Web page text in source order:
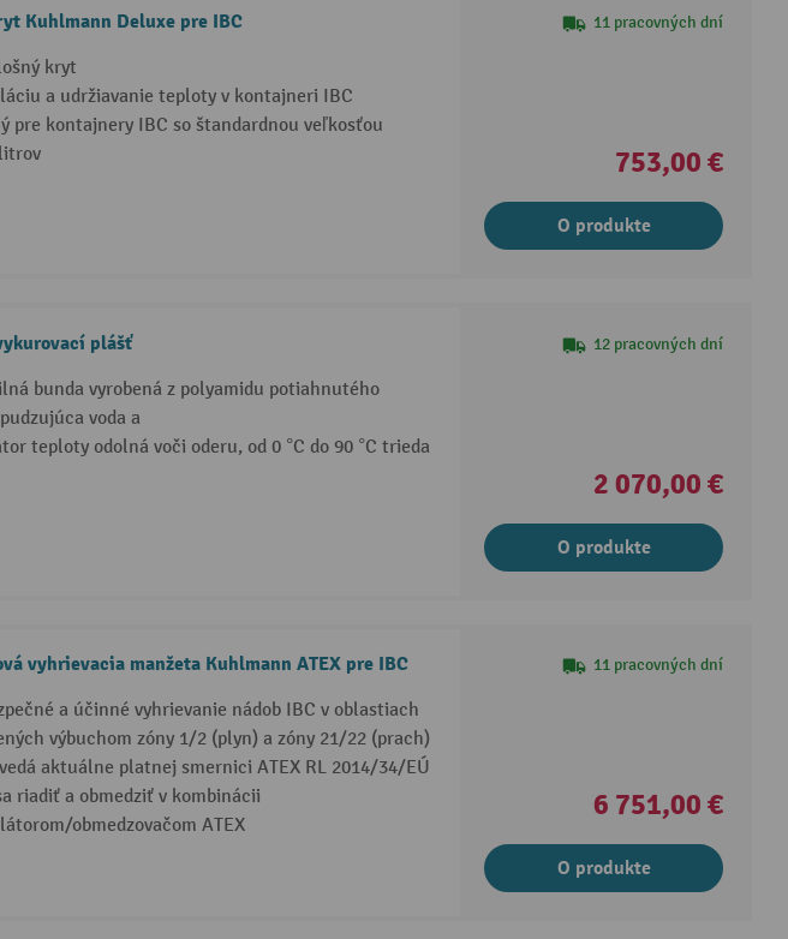
Kuhlmann Deluxe pre IBC
kryt
a udržiavanie teploty v kontajneri IBC
pre kontajnery IBC so štandardnou veľkosťou
11 pracovných dní
753,00 €
O produkte
plášť
bunda vyrobená z polyamidu potiahnutého
voda a
teploty odolná voči oderu, od 0 °C do 90 °C trieda
12 pracovných dní
2 070,00 €
O produkte
vyhrievacia manžeta Kuhlmann ATEX pre IBC
a účinné vyhrievanie nádob IBC v oblastiach
výbuchom zóny 1/2 (plyn) a zóny 21/22 (prach)
aktuálne platnej smernici ATEX RL 2014/34/EÚ
riadiť a obmedziť v kombinácii
obmedzovačom ATEX
11 pracovných dní
6 751,00 €
O produkte